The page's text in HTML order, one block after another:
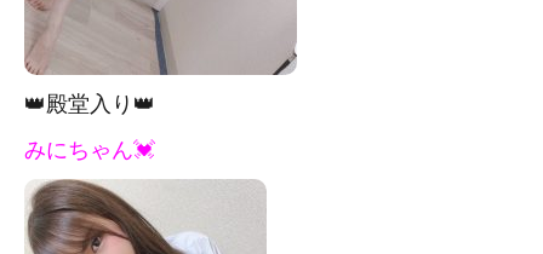
👑殿堂入り👑
みにちゃん💓